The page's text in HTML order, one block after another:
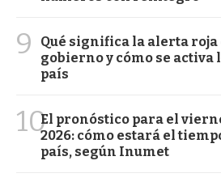
9
Qué significa la alerta
gobierno y cómo se activa
país
10El pronóstico para el
2026: cómo estará el
país, según Inumet